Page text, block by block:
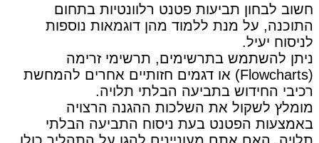
חשוב לבחון תביעות פטנט רלוונטיות בתחום
התוכנה, על מנת ללמוד מהן דוגמאות נוספות
לניסוח יעיל.
ניתן להשתמש בתרשימים, תרשימי זרימה
(Flowcharts) או דגמים חזותיים אחרים להמחשת
רכיבי החידוש בתביעה הבלתי תלויה.
מומלץ לשקול את השלכות ההגנה הרצויה
באמצעות הפטנט בעת ניסוח התביעה הבלתי